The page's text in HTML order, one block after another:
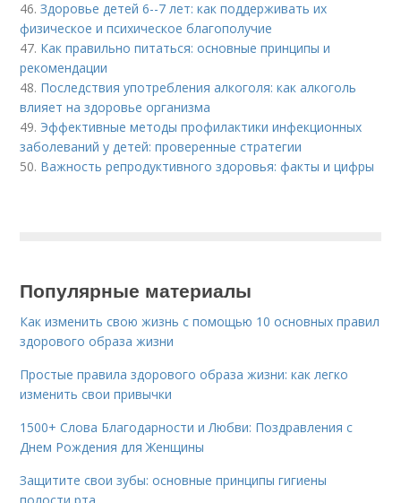
46.Здоровье детей 6--7 лет: как поддерживать их
физическое и психическое благополучие
47. Как правильно питаться: основные принципы и
рекомендации
48. Последствия употребления алкоголя: как алкоголь
влияет на здоровье организма
49. Эффективные методы профилактики инфекционных
заболеваний у детей: проверенные стратегии
50. Важность репродуктивного здоровья: факты и цифры
Популярные материалы
Как изменить свою жизнь с помощью 10 основных правил
здорового образа жизни
Простые правила здорового образа жизни: как легко
изменить свои привычки
1500+ Слова Благодарности и Любви: Поздравления с
Днем Рождения для Женщины
Защитите свои зубы: основные принципы гигиены